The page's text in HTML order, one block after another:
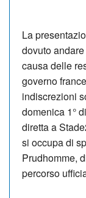
La
dovuto
causa delle
governo
indiscrezioni
domenica 1°
diretta a
si occupa di
Prudhomme,
percorso